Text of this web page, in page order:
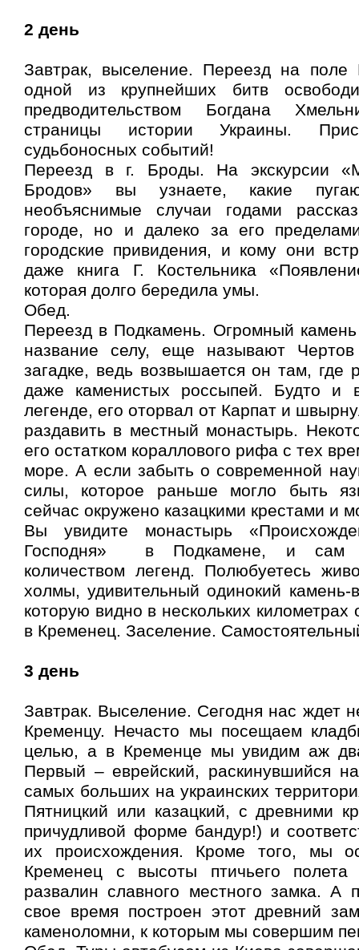
2 день
Завтрак, выселение. Переезд на поле
одной из крупнейших битв
предводительством Богдана
страницы истории Украины.
судьбоносных событий!
Переезд в г. Броды. На экскурсии
Бродов» вы узнаете, какие
необъяснимые случаи годами
городе, но и далеко за его
городские привидения, и кому они
даже книга Г. Костельника
которая долго бередила умы.
Обед.
Переезд в Подкамень. Огромный
название селу, еще называют
загадке, ведь возвышается он там, где
даже каменистых россыпей. Будто и
легенде, его оторвал от Карпат и
раздавить в местный монастырь.
его остатком кораллового рифа с тех
море. А если забыть о современной
силы, которое раньше могло быть
сейчас окружено казацкими крестами и
Вы увидите монастырь
Господня» в Подкамене, и сам
количеством легенд. Полюбуетесь
холмы, удивительный одинокий камень-
которую видно в нескольких
в Кременец. Заселение.
3 день
Завтрак. Выселение. Сегодня нас ждет
Кременцу. Нечасто мы посещаем
целью, а в Кременце мы увидим аж
Первый – еврейский, раскинувшийся
самых больших на украинских
Пятницкий или казацкий, с древними
причудливой форме бандур!) и
их происхождения. Кроме того, мы
Кременец с высоты птичьего
развалин славного местного замка. А
свое время построен этот древний
каменоломни, к которым мы совершим